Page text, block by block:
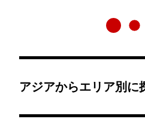
アジアからエリア別に